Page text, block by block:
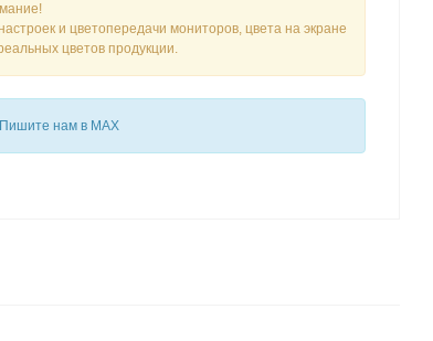
и цветопередачи мониторов, цвета на экране
цветов продукции.
Пишите нам в MAX